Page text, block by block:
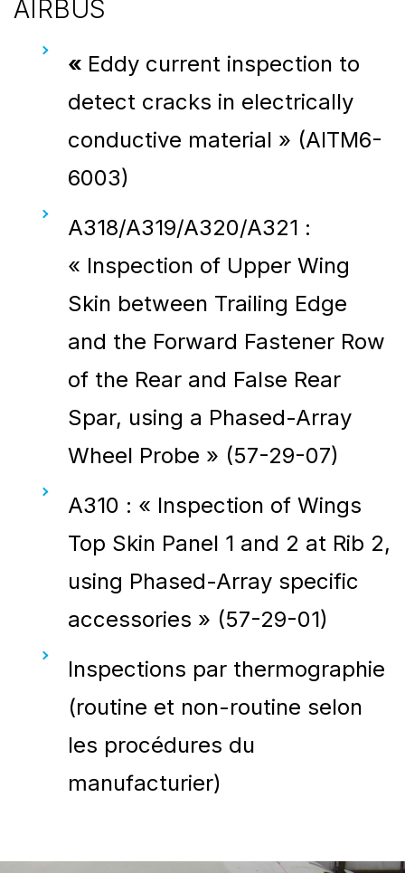
AIRBUS
« Eddy current inspection to
detect cracks in electrically
conductive material » (AITM6-
6003)
A318/A319/A320/A321 :
« Inspection of Upper Wing
Skin between Trailing Edge
and the Forward Fastener Row
of the Rear and False Rear
Spar, using a Phased-Array
Wheel Probe » (57-29-07)
A310 : « Inspection of Wings
Top Skin Panel 1 and 2 at Rib 2,
using Phased-Array specific
accessories » (57-29-01)
Inspections par thermographie
(routine et non-routine selon
les procédures du
manufacturier)